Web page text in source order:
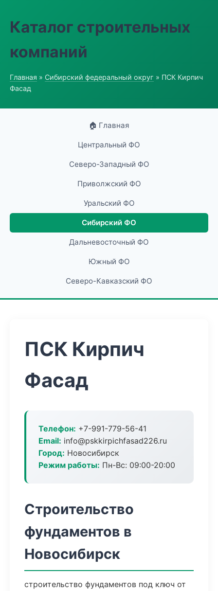
Каталог строительных
компаний
Главная » Сибирский федеральный округ » ПСК Кирпич
Фасад
🏠 Главная
Центральный ФО
Северо-Западный ФО
Приволжский ФО
Уральский ФО
Сибирский ФО
Дальневосточный ФО
Южный ФО
Северо-Кавказский ФО
ПСК Кирпич
Фасад
Телефон: +7-991-779-56-41
Email: info@pskkirpichfasad226.ru
Город: Новосибирск
Режим работы: Пн-Вс: 09:00-20:00
Строительство
фундаментов в
Новосибирск
строительство фундаментов под ключ от